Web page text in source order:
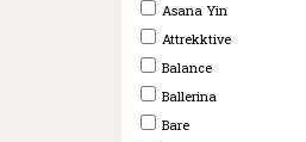
Asana Yin
Attrekktive
Balance
Ballerina
Bare